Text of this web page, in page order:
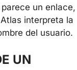
un enlace,
interpreta la
del usuario.
UN